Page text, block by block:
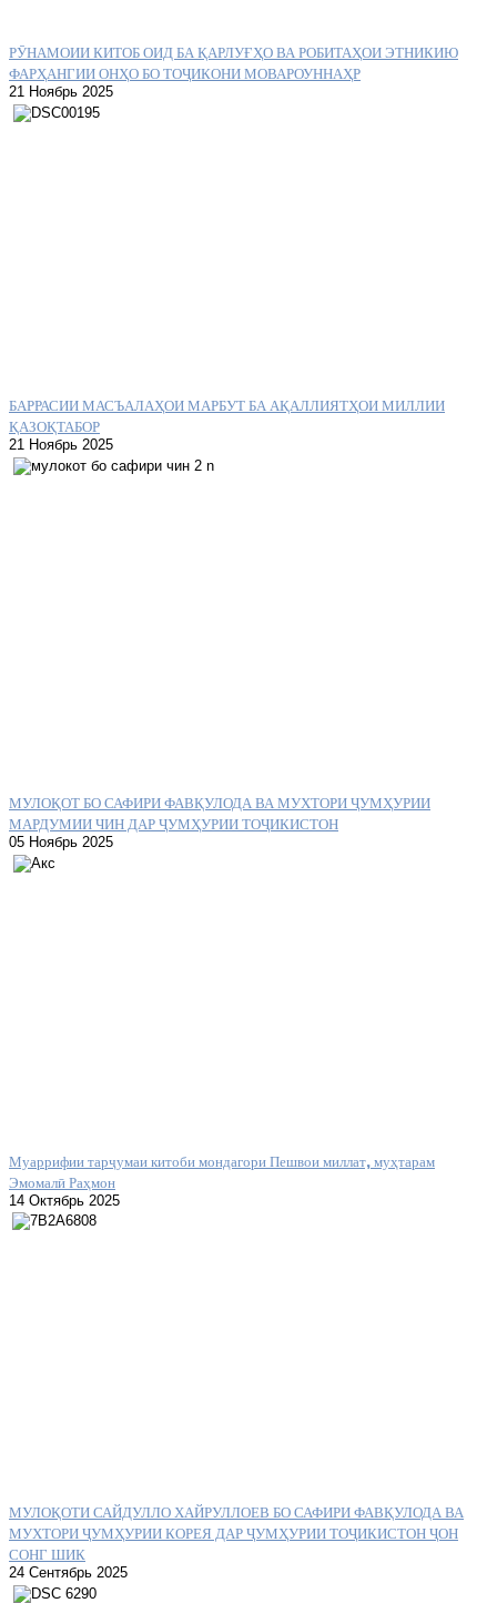
РӮНАМОИИ КИТОБ ОИД БА ҚАРЛУҒҲО ВА РОБИТАҲОИ ЭТНИКИЮ
ФАРҲАНГИИ ОНҲО БО ТОҶИКОНИ МОВАРОУННАҲР
21 Ноябрь 2025
БАРРАСИИ МАСЪАЛАҲОИ МАРБУТ БА АҚАЛЛИЯТҲОИ МИЛЛИИ
ҚАЗОҚТАБОР
21 Ноябрь 2025
МУЛОҚОТ БО САФИРИ ФАВҚУЛОДА ВА МУХТОРИ ҶУМҲУРИИ
МАРДУМИИ ЧИН ДАР ҶУМҲУРИИ ТОҶИКИСТОН
05 Ноябрь 2025
Муаррифии тарҷумаи китоби мондагори Пешвои миллат, муҳтарам
Эмомалӣ Раҳмон
14 Октябрь 2025
МУЛОҚОТИ САЙДУЛЛО ХАЙРУЛЛОЕВ БО САФИРИ ФАВҚУЛОДА ВА
МУХТОРИ ҶУМҲУРИИ КОРЕЯ ДАР ҶУМҲУРИИ ТОҶИКИСТОН ҶОН
СОНГ ШИК
24 Сентябрь 2025